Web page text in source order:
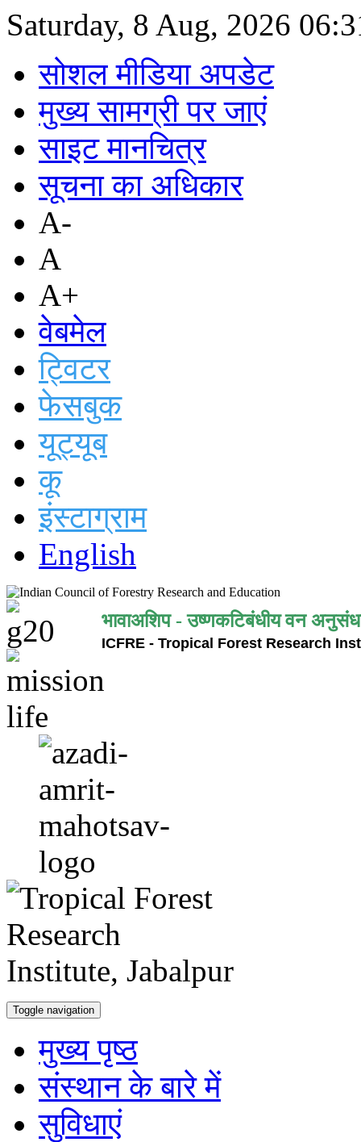
Saturday, 8 Aug, 2026
सोशल मीडिया अपडेट
मुख्य सामग्री पर जाएं
साइट मानचित्र
सूचना का अधिकार
A-
A
A+
वेबमेल
ट्विटर
फेसबुक
यूट्यूब
कू
इंस्टाग्राम
English
भावाअशिप - उष्णकटिबंधीय वन
ICFRE - Tropical Forest Research
Toggle navigation
मुख्य पृष्ठ
संस्थान के बारे में
सुविधाएं